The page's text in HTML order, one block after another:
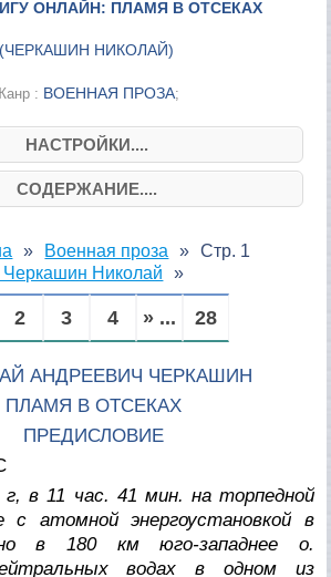
ОНЛАЙН: ПЛАМЯ В ОТСЕКАХ
(ЧЕРКАШИН НИКОЛАЙ)
: ВОЕННАЯ ПРОЗА;
НАСТРОЙКИ....
СОДЕРЖАНИЕ....
Военная проза
Черкашин Николай
Стр. 1
2 3 4 » ... 28
АНДРЕЕВИЧ ЧЕРКАШИН
ПЛАМЯ В ОТСЕКАХ
ПРЕДИСЛОВИЕ
г, в 11 час. 41 мин. на торпедной
с атомной энергоустановкой в
в 180 км юго-западнее о.
водах в одном из